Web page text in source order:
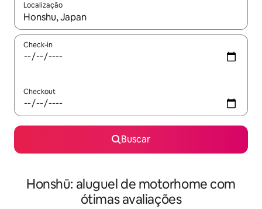
Localização
Quando os resultados estiverem disponíveis, explore-os
Check-in
Checkout
Buscar
Honshū: aluguel de motorhome com
ótimas avaliações